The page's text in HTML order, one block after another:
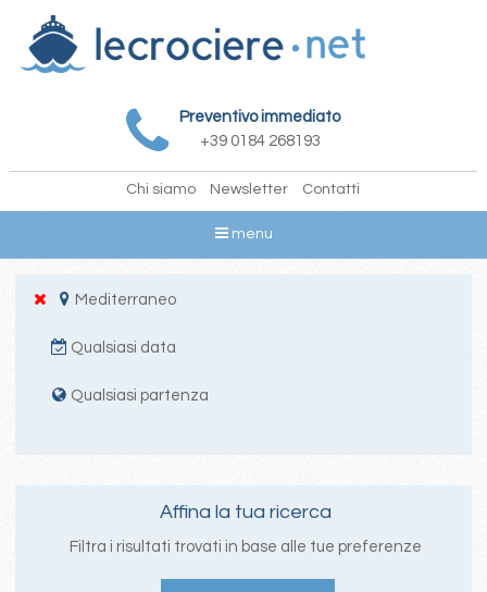
Preventivo immediato
+39 0184 268193
Chi siamo Newsletter Contatti
menu
Mediterraneo
Qualsiasi data
Qualsiasi partenza
Affina la tua ricerca
Filtra i risultati trovati in base alle tue preferenze